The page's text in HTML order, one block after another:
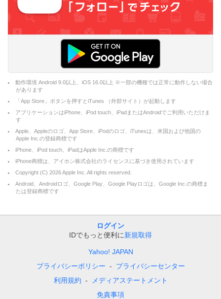
動作環境 Android 9.0以上、iOS 16.0以上 ※一部の機種では正常に動作しない場合
があります
「App Store」ボタンを押すとiTunes （外部サイト）が起動します
アプリケーションはiPhone、iPod touch、iPadまたはAndroidでご利用いただけま
す
Apple、Appleのロゴ、App Store、iPodのロゴ、iTunesは、米国および他国の
Apple Inc.の登録商標です
iPhone、iPod touch、iPadはApple Inc.の商標です
iPhone商標は、アイホン株式会社のライセンスに基づき使用されています
Copyright (C) 2026Apple Inc. All rights reserved.
Android、Androidロゴ、Google Play、Google Playロゴは、Google Inc.の商標ま
たは登録商標です
ログイン
IDでもっと便利に新規取得
Yahoo! JAPAN
プライバシーポリシー
プライバシーセンター
利用規約
メディアステートメント
免責事項